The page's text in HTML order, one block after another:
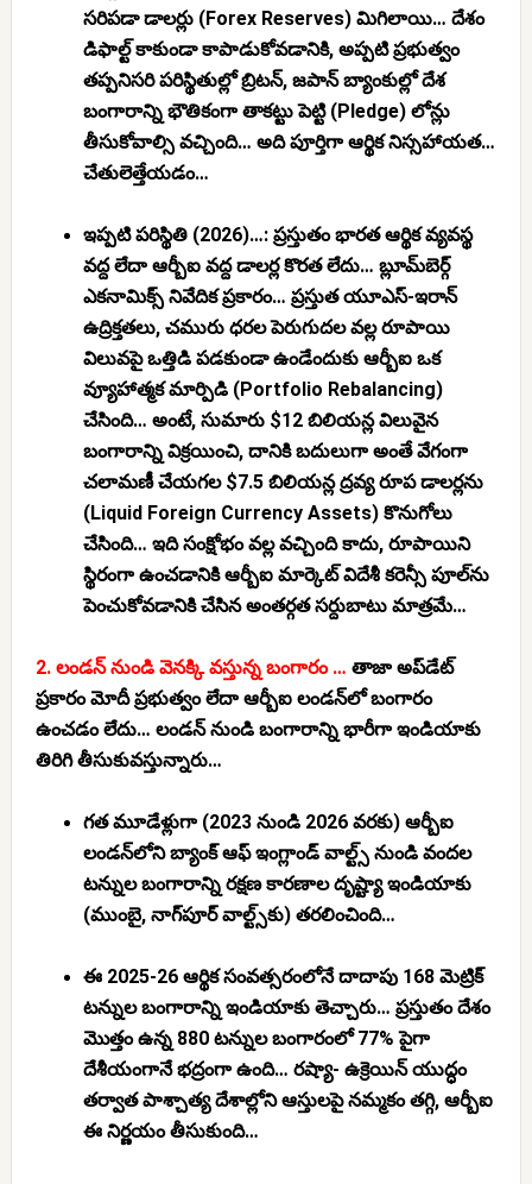
సరిపడా డాలర్లు (Forex Reserves) మిగిలాయి… దేశం
డిఫాల్ట్ కాకుండా కాపాడుకోవడానికి, అప్పటి ప్రభుత్వం
తప్పనిసరి పరిస్థితుల్లో బ్రిటన్, జపాన్ బ్యాంకుల్లో దేశ
బంగారాన్ని భౌతికంగా తాకట్టు పెట్టి (Pledge)లోన్లు
తీసుకోవాల్సి వచ్చింది… అది పూర్తిగా ఆర్థిక నిస్సహాయత…
చేతులెత్తేయడం…
ఇప్పటి పరిస్థితి (2026)…:ప్రస్తుతం భారత ఆర్థిక వ్యవస్థ
వద్ద లేదా ఆర్బీఐ వద్ద డాలర్ల కొరత లేదు… బ్లూమ్‌బెర్గ్
ఎకనామిక్స్ నివేదిక ప్రకారం… ప్రస్తుత యూఎస్-ఇరాన్
ఉద్రిక్తతలు, చమురు ధరల పెరుగుదల వల్ల రూపాయి
విలువపై ఒత్తిడి పడకుండా ఉండేందుకు ఆర్బీఐ ఒక
వ్యూహాత్మక మార్పిడి (Portfolio Rebalancing)
చేసింది… అంటే, సుమారు $12 బిలియన్ల విలువైన
బంగారాన్ని విక్రయించి, దానికి బదులుగా అంతే వేగంగా
చలామణీ చేయగల $7.5 బిలియన్ల ద్రవ్య రూప డాలర్లను
(Liquid Foreign Currency Assets)కొనుగోలు
చేసింది… ఇది సంక్షోభం వల్ల వచ్చింది కాదు, రూపాయిని
స్థిరంగా ఉంచడానికి ఆర్బీఐ మార్కెట్ విదేశీ కరెన్సీ పూల్‌ను
పెంచుకోవడానికి చేసిన అంతర్గత సర్దుబాటు మాత్రమే…
2. లండన్ నుండి వెనక్కి వస్తున్న బంగారం … తాజా అప్‌డేట్
ప్రకారం మోదీ ప్రభుత్వం లేదా ఆర్బీఐ లండన్‌లో బంగారం
ఉంచడం లేదు… లండన్ నుండి బంగారాన్ని భారీగా ఇండియాకు
తిరిగి తీసుకువస్తున్నారు…
గత మూడేళ్లుగా (2023 నుండి 2026 వరకు) ఆర్బీఐ
లండన్‌లోని బ్యాంక్ ఆఫ్ ఇంగ్లాండ్ వాల్ట్స్ నుండి వందల
టన్నుల బంగారాన్ని రక్షణ కారణాల దృష్ట్యా ఇండియాకు
(ముంబై, నాగ్‌పూర్ వాల్ట్స్‌కు) తరలించింది…
ఈ 2025-26 ఆర్థిక సంవత్సరంలోనే దాదాపు 168 మెట్రిక్
టన్నుల బంగారాన్ని ఇండియాకు తెచ్చారు… ప్రస్తుతం దేశం
మొత్తం ఉన్న 880 టన్నుల బంగారంలో77% పైగా
దేశీయంగానే భద్రంగా ఉంది… రష్యా- ఉక్రెయిన్ యుద్ధం
తర్వాత పాశ్చాత్య దేశాల్లోని ఆస్తులపై నమ్మకం తగ్గి, ఆర్బీఐ
ఈ నిర్ణయం తీసుకుంది…